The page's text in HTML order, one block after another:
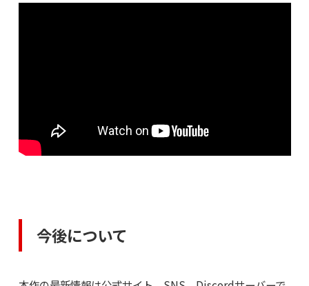
今後について